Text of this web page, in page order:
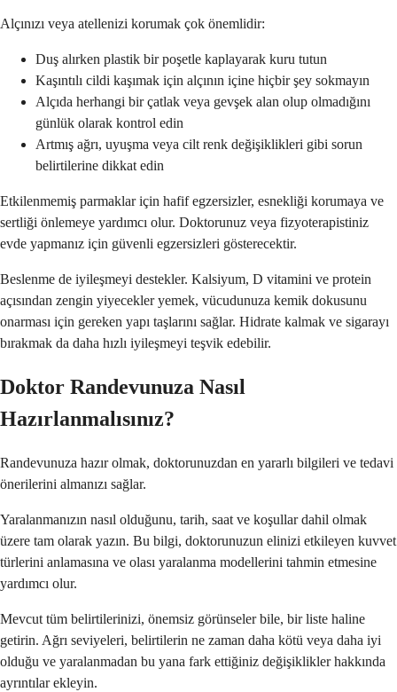
Alçınızı veya atellenizi korumak çok önemlidir:
Duş alırken plastik bir poşetle kaplayarak kuru tutun
Kaşıntılı cildi kaşımak için alçının içine hiçbir şey sokmayın
Alçıda herhangi bir çatlak veya gevşek alan olup olmadığını
günlük olarak kontrol edin
Artmış ağrı, uyuşma veya cilt renk değişiklikleri gibi sorun
belirtilerine dikkat edin
Etkilenmemiş parmaklar için hafif egzersizler, esnekliği korumaya ve
sertliği önlemeye yardımcı olur. Doktorunuz veya fizyoterapistiniz
evde yapmanız için güvenli egzersizleri gösterecektir.
Beslenme de iyileşmeyi destekler. Kalsiyum, D vitamini ve protein
açısından zengin yiyecekler yemek, vücudunuza kemik dokusunu
onarması için gereken yapı taşlarını sağlar. Hidrate kalmak ve sigarayı
bırakmak da daha hızlı iyileşmeyi teşvik edebilir.
Doktor Randevunuza Nasıl
Hazırlanmalısınız?
Randevunuza hazır olmak, doktorunuzdan en yararlı bilgileri ve tedavi
önerilerini almanızı sağlar.
Yaralanmanızın nasıl olduğunu, tarih, saat ve koşullar dahil olmak
üzere tam olarak yazın. Bu bilgi, doktorunuzun elinizi etkileyen kuvvet
türlerini anlamasına ve olası yaralanma modellerini tahmin etmesine
yardımcı olur.
Mevcut tüm belirtilerinizi, önemsiz görünseler bile, bir liste haline
getirin. Ağrı seviyeleri, belirtilerin ne zaman daha kötü veya daha iyi
olduğu ve yaralanmadan bu yana fark ettiğiniz değişiklikler hakkında
ayrıntılar ekleyin.